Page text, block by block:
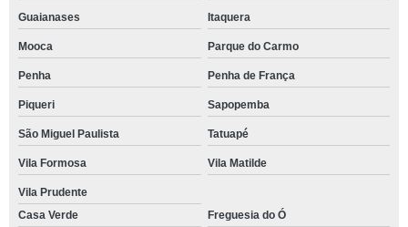
Guaianases Itaquera
Mooca Parque do Carmo
Penha Penha de França
Piqueri Sapopemba
São Miguel Paulista Tatuapé
Vila Formosa Vila Matilde
Vila Prudente
Casa Verde
Freguesia do Ó